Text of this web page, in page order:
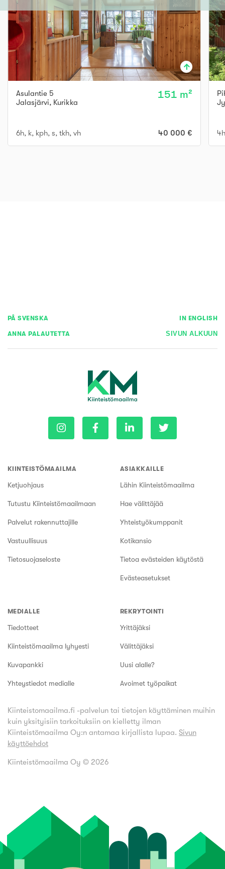
Asulantie 5
Jalasjärvi, Kurikka
151 m²
6h, k, kph, s, tkh, vh 40 000 €
PÅ SVENSKA IN ENGLISH
ANNA PALAUTETTA SIVUN ALKUUN
KIINTEISTÖMAAILMA
Ketjuohjaus
Tutustu Kiinteistömaailmaan
Palvelut rakennuttajille
Vastuullisuus
Tietosuojaseloste
ASIAKKAILLE
Lähin Kiinteistömaailma
Hae välittäjää
Yhteistyökumppanit
Kotikansio
Tietoa evästeiden käytöstä
Evästeasetukset
MEDIALLE
Tiedotteet
Kiinteistömaailma lyhyesti
Kuvapankki
Yhteystiedot medialle
REKRYTOINTI
Yrittäjäksi
Välittäjäksi
Uusi alalle?
Avoimet työpaikat
Kiinteistomaailma.fi -palvelun tai tietojen käyttäminen muihin
kuin yksityisiin tarkoituksiin on kielletty ilman
Kiinteistömaailma Oy:n antamaa kirjallista lupaa. Sivun
käyttöehdot
Kiinteistömaailma Oy © 2026